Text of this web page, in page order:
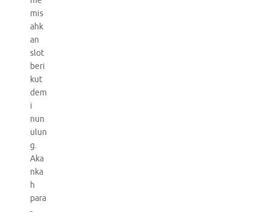
mis
ahk
an
slot
beri
kut
dem
i
nun
ulun
g.
Aka
nka
h
para
-